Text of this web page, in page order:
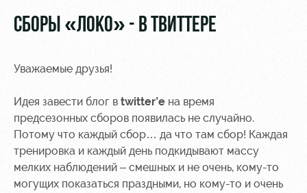
supporters
RZD Arena
Events
Hosting
Fields
Trials
Локо
Старт
Локо-Лето
Our fans
Банковская
карта
«Локомотив»
СБОРЫ «ЛОКО» - В ТВИТТЕРЕ
Уважаемые друзья!
Идея завести блог в twitter’e на время
предсезонных сборов появилась не случайно.
Потому что каждый сбор… да что там сбор! Каждая
тренировка и каждый день подкидывают массу
мелких наблюдений – смешных и не очень, кому-то
могущих показаться праздными, но кому-то и очень